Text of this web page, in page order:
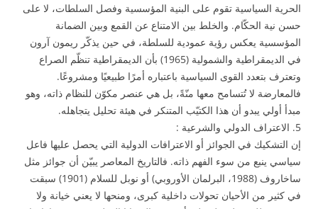
الحرية السياسية تقوم على البنية المؤسسية وفصل السلطات، لا على
حسن نية الحكّام. والخلط بين الامتناع عن القمع وبين الضمانة
المؤسسية يعكس رؤية عمودية للسلطة، في حين يذكّر ريمون آرون
في الديمقراطية والشمولية (1965) بأن الديمقراطية تنظّم الصراع
وتعترف بتعدد القوى السياسية باعتباره أمرًا طبيعيًا ومشروعًا.
فالمعارضة لا تُتسامح معها منّةً، بل هي عنصر مكوّن للنظام ذاته، وهو
مبدأ أولي يبدو أن هذا الكتيّب المتنكر في هيئة تحليل يتجاهله.
5. الاعتراف الدولي والشرعية :
إن التشكيك في الجوائز أو الاعترافات الدولية التي يحصل عليها فاعل
سياسي ينبع من سوء الفهم ذاته. فالتاريخ المعاصر يبيّن أن جوائز مثل
ساخاروف (1988، البرلمان الأوروبي) أو نوبل للسلام (1901) سبقت
في كثير من الأحيان تحولات داخلية كبرى، ومنحها لا يعني خيانة ولا